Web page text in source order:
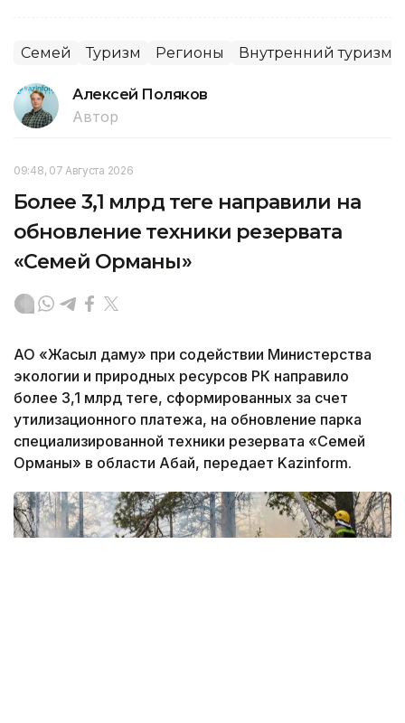
Семей Туризм Регионы Внутренний туризм
Алексей Поляков
Автор
09:48, 07 Августа 2026
Более 3,1 млрд теңге направили на
обновление техники резервата
«Семей Орманы»
АО «Жасыл даму» при содействии Министерства
экологии и природных ресурсов РК направило
более 3,1 млрд теңге, сформированных за счет
утилизационного платежа, на обновление парка
специализированной техники резервата «Семей
Орманы» в области Абай, передает Kazinform.